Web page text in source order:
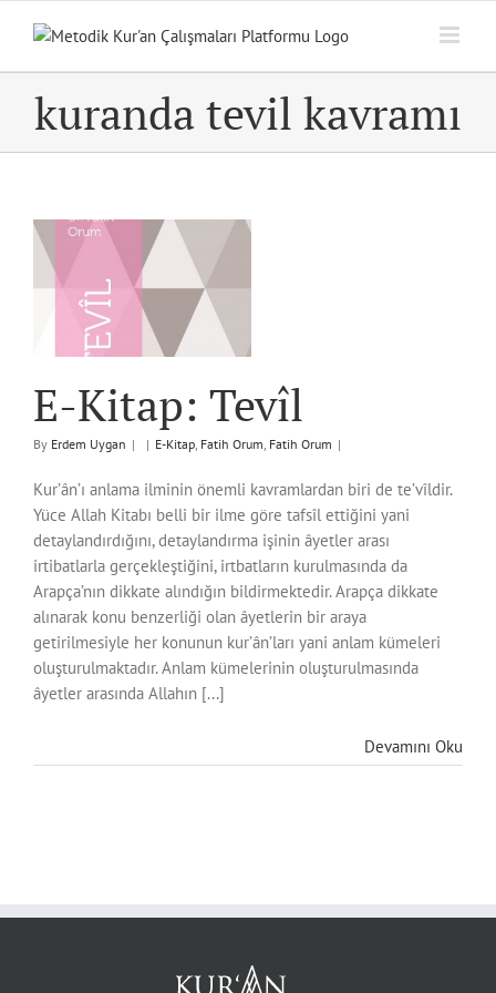
kuranda tevil kavramı
E-Kitap: Tevîl
By Erdem Uygan | | E-Kitap, Fatih Orum, Fatih Orum |
Kur’ân’ı anlama ilminin önemli kavramlardan biri de te’vîldir.
Yüce Allah Kitabı belli bir ilme göre tafsîl ettiğini yani
detaylandırdığını, detaylandırma işinin âyetler arası
irtibatlarla gerçekleştiğini, irtbatların kurulmasında da
Arapça’nın dikkate alındığın bildirmektedir. Arapça dikkate
alınarak konu benzerliği olan âyetlerin bir araya
getirilmesiyle her konunun kur’ân’ları yani anlam kümeleri
oluşturulmaktadır. Anlam kümelerinin oluşturulmasında
âyetler arasında Allahın [...]
Devamını Oku